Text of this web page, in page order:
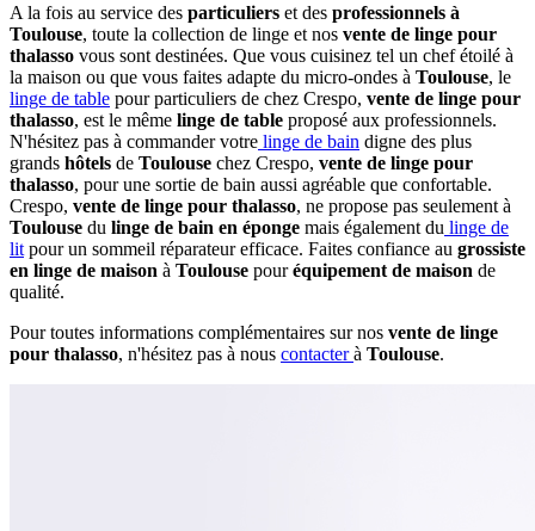
A la fois au service des particuliers et des professionnels à
Toulouse, toute la collection de linge et nos vente de linge pour
thalasso vous sont destinées. Que vous cuisinez tel un chef étoilé à
la maison ou que vous faites adapte du micro-ondes à Toulouse, le
linge de table pour particuliers de chez Crespo, vente de linge pour
thalasso, est le même linge de table proposé aux professionnels.
N'hésitez pas à commander votre linge de bain digne des plus
grands hôtels de Toulouse chez Crespo, vente de linge pour
thalasso, pour une sortie de bain aussi agréable que confortable.
Crespo, vente de linge pour thalasso, ne propose pas seulement à
Toulouse du linge de bain en éponge mais également du linge de
lit pour un sommeil réparateur efficace. Faites confiance au grossiste
en linge de maison à Toulouse pouréquipement de maison de
qualité.
Pour toutes informations complémentaires sur nos vente de linge
pour thalasso, n'hésitez pas à nous contacterà Toulouse.